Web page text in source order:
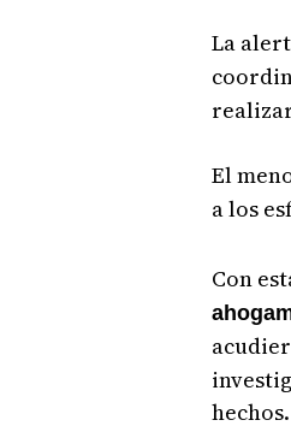
La
El
a los
Con
hechos.